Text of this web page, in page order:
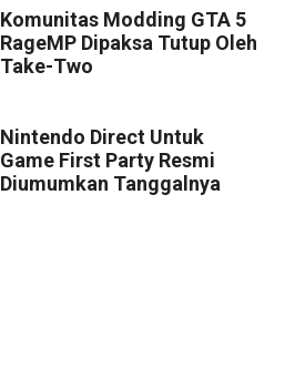
Komunitas Modding GTA 5
RageMP Dipaksa Tutup Oleh
Take-Two
Nintendo Direct Untuk
Game First Party Resmi
Diumumkan Tanggalnya